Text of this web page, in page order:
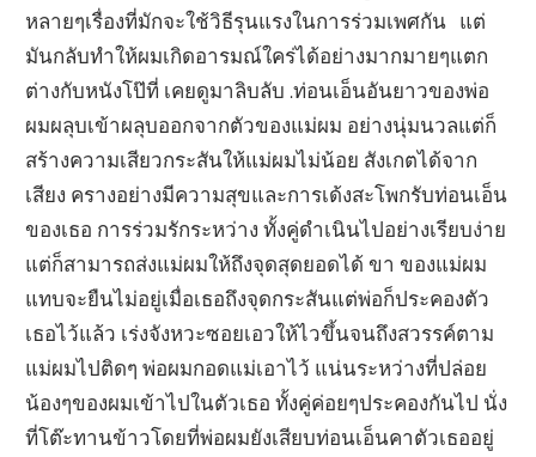
หลายๆเรื่องที่มักจะใช้วิธีรุนแรงในการร่วมเพศกัน แต่
มันกลับทำให้ผมเกิดอารมณ์ใคร่ได้อย่างมากมายๆแตก
ต่างกับหนังโป๊ที่ เคยดูมาลิบลับ .ท่อนเอ็นอันยาวของพ่อ
ผมผลุบเข้าผลุบออกจากตัวของแม่ผม อย่างนุ่มนวลแต่ก็
สร้างความเสียวกระสันให้แม่ผมไม่น้อย สังเกตได้จาก
เสียง ครางอย่างมีความสุขและการเด้งสะโพกรับท่อนเอ็น
ของเธอ การร่วมรักระหว่าง ทั้งคู่ดำเนินไปอย่างเรียบง่าย
แต่ก็สามารถส่งแม่ผมให้ถึงจุดสุดยอดได้ ขา ของแม่ผม
แทบจะยืนไม่อยู่เมื่อเธอถึงจุดกระสันแต่พ่อก็ประคองตัว
เธอไว้แล้ว เร่งจังหวะซอยเอวให้ไวขึ้นจนถึงสวรรค์ตาม
แม่ผมไปติดๆ พ่อผมกอดแม่เอาไว้ แน่นระหว่างที่ปล่อย
น้องๆของผมเข้าไปในตัวเธอ ทั้งคู่ค่อยๆประคองกันไป นั่ง
ที่โต๊ะทานข้าวโดยที่พ่อผมยังเสียบท่อนเอ็นคาตัวเธออยู่